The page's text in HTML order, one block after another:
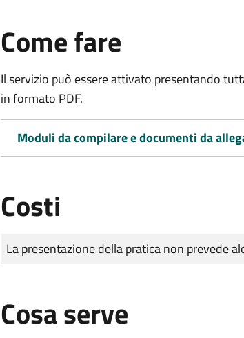
Come fare
Il servizio può essere attivato presentando
in formato PDF.
Moduli da compilare e documenti da
Costi
Tipo di pagamento
Importo
La presentazione della pratica non prevede
Cosa serve